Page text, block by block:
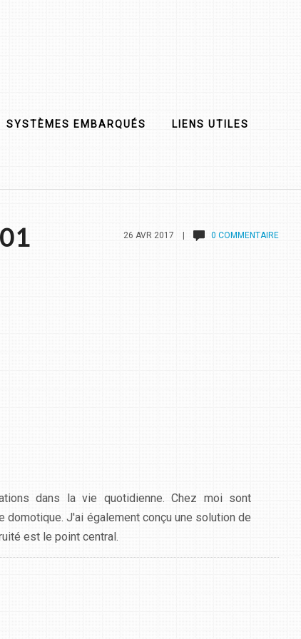
SYSTÈMES EMBARQUÉS LIENS UTILES
26 AVR 2017 | 0 COMMENTAIRE
dans la vie quotidienne. Chez moi sont
domotique. J'ai également conçu une solution de
est le point central.